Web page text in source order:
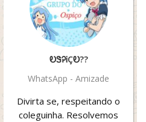
ᎧᏕᎮᎥÇᎧ??
WhatsApp - Amizade
Divirta se, respeitando o
coleguinha. Resolvemos